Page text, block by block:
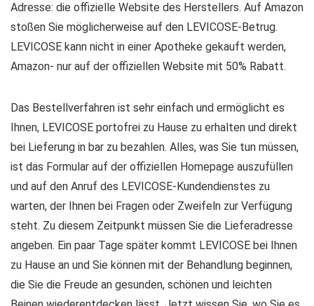
Adresse: die offizielle Website des Herstellers. Auf Amazon
stoßen Sie möglicherweise auf den LEVICOSE-Betrug.
LEVICOSE kann nicht in einer Apotheke gekauft werden,
Amazon- nur auf der offiziellen Website mit 50% Rabatt.
Das Bestellverfahren ist sehr einfach und ermöglicht es
Ihnen, LEVICOSE portofrei zu Hause zu erhalten und direkt
bei Lieferung in bar zu bezahlen. Alles, was Sie tun müssen,
ist das Formular auf der offiziellen Homepage auszufüllen
und auf den Anruf des LEVICOSE-Kundendienstes zu
warten, der Ihnen bei Fragen oder Zweifeln zur Verfügung
steht. Zu diesem Zeitpunkt müssen Sie die Lieferadresse
angeben. Ein paar Tage später kommt LEVICOSE bei Ihnen
zu Hause an und Sie können mit der Behandlung beginnen,
die Sie die Freude an gesunden, schönen und leichten